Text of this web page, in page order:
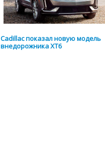
Cadillac показал новую модель
внедорожника XT6